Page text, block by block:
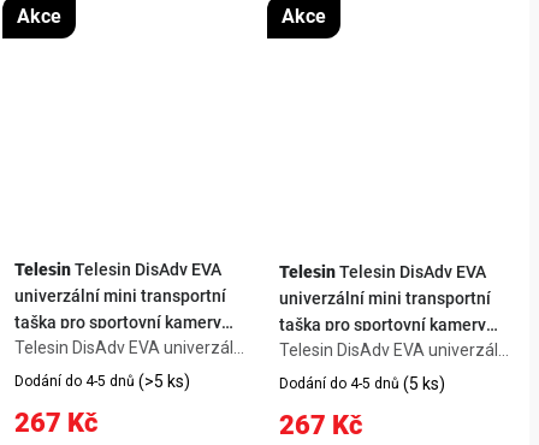
Telesin Telesin DisAdv EVA
univerzální mini transportní
taška pro sportovní kamery
(černá/modrá)
Akce
Dodání do 4-5 dnů (>5 ks)
267 Kč
Telesin DisAdv EVA univerzální
mini transportní taška pro
sportovní kamery
(černá/modrá) je praktická
Telesin Telesin DisAdv EVA
univerzální mini transportní
taška pro sportovní kamery
(oranžová)
Akce
Dodání do 4-5 dnů (5 ks)
267 Kč
Telesin DisAdv EVA univerzální
mini transportní taška pro
sportovní kamery (oranžová) je
praktická volba pro záznam